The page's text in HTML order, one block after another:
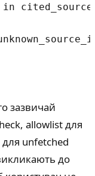
зазвичай
allowlist для
unfetched
до